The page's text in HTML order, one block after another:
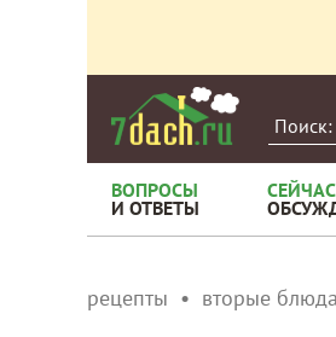
ВОПРОСЫ
И ОТВЕТЫ
СЕЙЧАС
рецепты вторые блюда